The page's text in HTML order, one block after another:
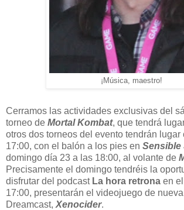
¡Música, maestro!
Cerramos las actividades exclusivas del
torneo de Mortal Kombat, que tendrá
otros dos torneos del evento tendrán
17:00, con el balón a los pies en Sensible
domingo día 23 a las 18:00, al volante de
Precisamente el domingo tendréis la
disfrutar del podcast La hora retrona en
17:00, presentarán el videojuego de
Dreamcast, Xenocider.